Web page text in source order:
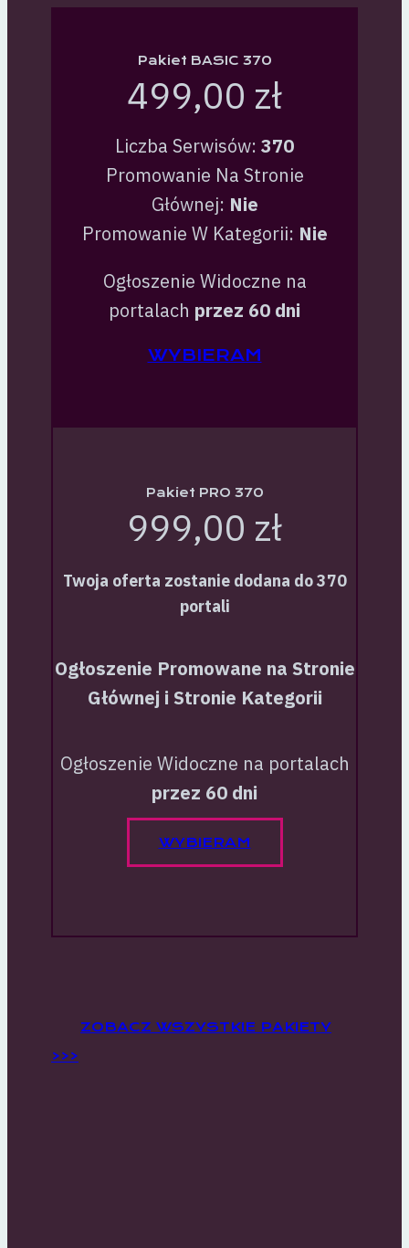
Pakiet BASIC 370
499,00 zł
Liczba Serwisów: 370
Promowanie Na Stronie
Głównej: Nie
Promowanie W Kategorii: Nie
Ogłoszenie Widoczne na
portalach przez 60 dni
WYBIERAM
Pakiet PRO 370
999,00 zł
Twoja oferta zostanie dodana do 370
portali
Ogłoszenie Promowane na Stronie
Głównej i Stronie Kategorii
Ogłoszenie Widoczne na portalach
przez 60 dni
WYBIERAM
ZOBACZ WSZYSTKIE PAKIETY
>>>